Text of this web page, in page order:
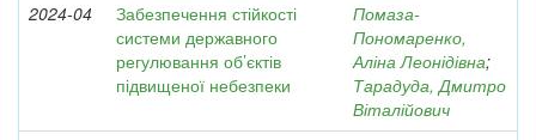
2024-04
Забезпечення стійкості
системи державного
регулювання об’єктів
підвищеної небезпеки
Помаза-
Пономаренко,
Аліна Леонідівна;
Тарадуда, Дмитро
Віталійович